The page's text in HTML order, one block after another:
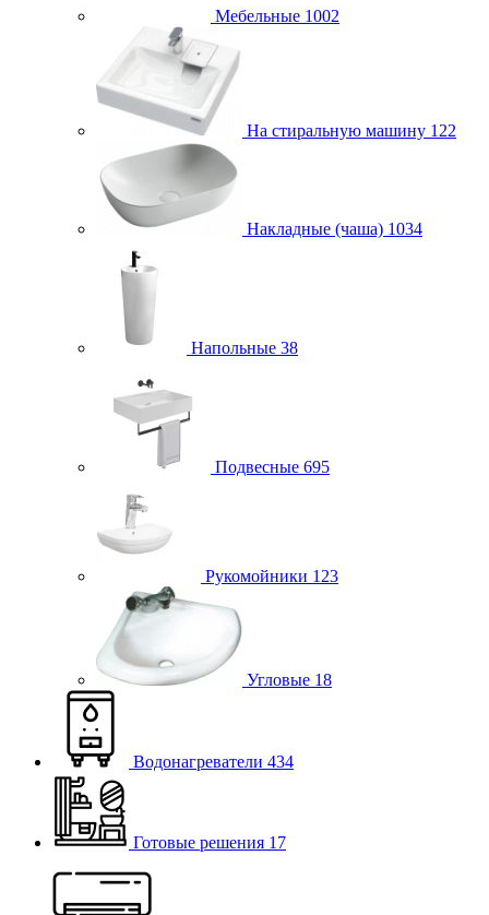
Мебельные 1002
На стиральную машину 122
Накладные (чаша) 1034
Напольные 38
Подвесные 695
Рукомойники 123
Угловые 18
Водонагреватели 434
Готовые решения 17